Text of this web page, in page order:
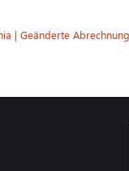
| Geänderte